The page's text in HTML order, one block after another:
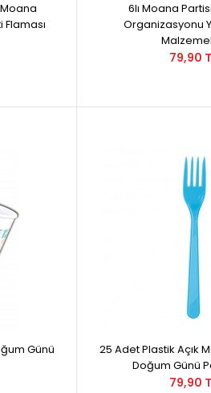
Moana
Flaması
6lı Moana
Organizasyonu
79,90
Günü
25 Adet Plastik Açık
Doğum Günü
79,90